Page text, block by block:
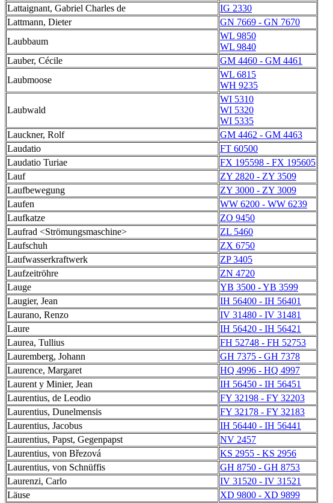
Lattaignant, Gabriel Charles de
IG 2330
Lattmann, Dieter
GN 7669 - GN 7670
Laubbaum
WL 9850
WL 9840
Lauber, Cécile
GM 4460 - GM 4461
Laubmoose
WL 6815
WH 9235
Laubwald
WI 5310
WI 5320
WI 5335
Lauckner, Rolf
GM 4462 - GM 4463
Laudatio
FT 60500
Laudatio Turiae
FX 195598 - FX 195605
Lauf
ZY 2820 - ZY 3509
Laufbewegung
ZY 3000 - ZY 3009
Laufen
WW 6200 - WW 6239
Laufkatze
ZO 9450
Laufrad <Strömungsmaschine>
ZL 5460
Laufschuh
ZX 6750
Laufwasserkraftwerk
ZP 3405
Laufzeitröhre
ZN 4720
Lauge
YB 3500 - YB 3599
Laugier, Jean
IH 56400 - IH 56401
Laurano, Renzo
IV 31480 - IV 31481
Laure
IH 56420 - IH 56421
Laurea, Tullius
FH 52748 - FH 52753
Lauremberg, Johann
GH 7375 - GH 7378
Laurence, Margaret
HQ 4996 - HQ 4997
Laurent y Minier, Jean
IH 56450 - IH 56451
Laurentius, de Leodio
FY 32198 - FY 32203
Laurentius, Dunelmensis
FY 32178 - FY 32183
Laurentius, Jacobus
IH 56440 - IH 56441
Laurentius, Papst, Gegenpapst
NV 2457
Laurentius, von Březová
KS 2955 - KS 2956
Laurentius, von Schnüffis
GH 8750 - GH 8753
Laurenzi, Carlo
IV 31520 - IV 31521
Läuse
XD 9800 - XD 9899